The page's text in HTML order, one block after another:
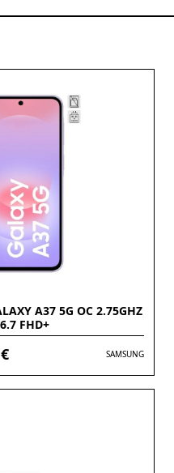
A37 5G OC 2.75GHZ
FHD+
SAMSUNG